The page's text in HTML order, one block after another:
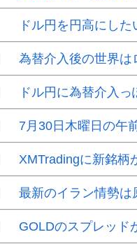
ドル円を円高にし
為替介入後の世界は
ドル円に為替介入
7月30日木曜日の午
XMTradingに新銘柄
最新のイラン情勢は
GOLDのスプレッド